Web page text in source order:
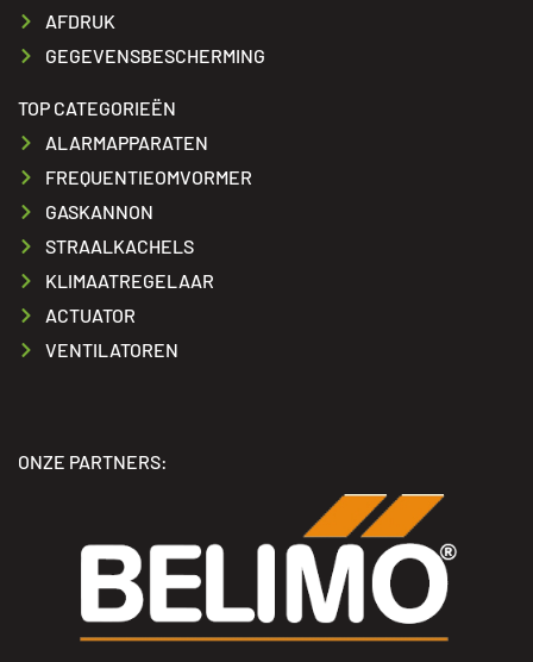
AFDRUK
GEGEVENSBESCHERMING
TOP CATEGORIEËN
ALARMAPPARATEN
FREQUENTIEOMVORMER
GASKANNON
STRAALKACHELS
KLIMAATREGELAAR
ACTUATOR
VENTILATOREN
ONZE PARTNERS: